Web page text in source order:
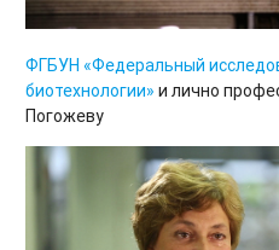
ФГБУН «Федеральный
биотехнологии» и лично
Погожеву